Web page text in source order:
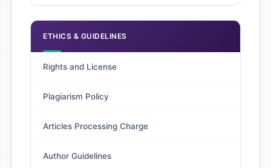
ETHICS & GUIDELINES
Rights and License
Plagiarism Policy
Articles Processing Charge
Author Guidelines